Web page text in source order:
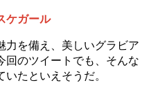
ケガール
を備え、美しいグラビア
回のツイートでも、そんな
たといえそうだ。